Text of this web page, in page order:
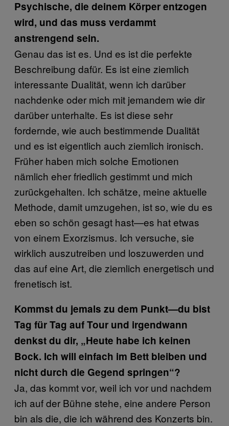
Psychische, die deinem Körper entzogen
wird, und das muss verdammt
anstrengend sein.
Genau das ist es. Und es ist die perfekte
Beschreibung dafür. Es ist eine ziemlich
interessante Dualität, wenn ich darüber
nachdenke oder mich mit jemandem wie dir
darüber unterhalte. Es ist diese sehr
fordernde, wie auch bestimmende Dualität
und es ist eigentlich auch ziemlich ironisch.
Früher haben mich solche Emotionen
nämlich eher friedlich gestimmt und mich
zurückgehalten. Ich schätze, meine aktuelle
Methode, damit umzugehen, ist so, wie du es
eben so schön gesagt hast—es hat etwas
von einem Exorzismus. Ich versuche, sie
wirklich auszutreiben und loszuwerden und
das auf eine Art, die ziemlich energetisch und
frenetisch ist.
Kommst du jemals zu dem Punkt—du bist
Tag für Tag auf Tour und irgendwann
denkst du dir, „Heute habe ich keinen
Bock. Ich will einfach im Bett bleiben und
nicht durch die Gegend springen“?
Ja, das kommt vor, weil ich vor und nachdem
ich auf der Bühne stehe, eine andere Person
bin als die, die ich während des Konzerts bin.